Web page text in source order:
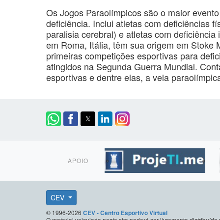
Os Jogos Paraolímpicos são o maior
deficiência. Inclui atletas com deficiências
paralisia cerebral) e atletas com
em Roma, Itália, têm sua origem em Stoke
primeiras competições esportivas para
atingidos na Segunda Guerra Mundial.
esportivas e dentre elas, a vela
APOIO
CEV
© 1996-2026 CEV - Centro Esportivo Virtual